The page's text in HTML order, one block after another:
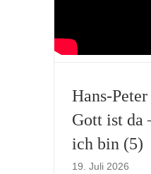
Hans-
Gott ist da
ich bin (5)
19. Juli 2026